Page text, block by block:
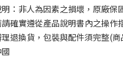
：非人為因素之損壞，原廠保
確實遵從產品說明書內之操作
退換貨，包裝與配件須完整(商